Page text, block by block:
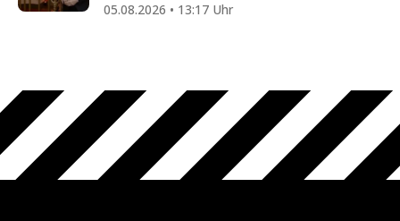
05.08.2026 • 13:17 Uhr